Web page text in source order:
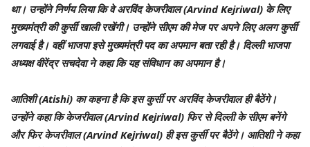
था। उन्होंने निर्णय लिया कि वे अरविंद केजरीवाल (Arvind Kejriwal) के लिए
मुख्यमंत्री की कुर्सी खाली रखेंगी। उन्होंने सीएम की मेज पर अपने लिए अलग कुर्सी
लगवाई है। वहीं भाजपा इसे मुख्यमंत्री पद का अपमान बता रही है। दिल्ली भाजपा
अध्यक्ष वीरेंद्र सचदेवा ने कहा कि यह संविधान का अपमान है।
आतिशी (Atishi) का कहना है कि इस कुर्सी पर अरविंद केजरीवाल ही बैठेंगे।
उन्होंने कहा कि केजरीवाल (Arvind Kejriwal) फिर से दिल्ली के सीएम बनेंगे
और फिर केजरीवाल (Arvind Kejriwal) ही इस कुर्सी पर बैठेंगे। आतिशी ने कहा